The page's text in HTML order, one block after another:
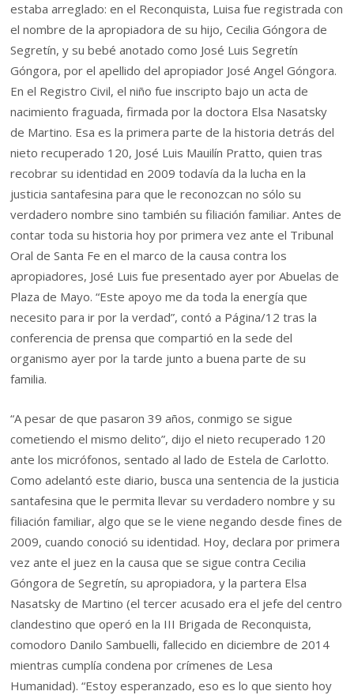
estaba arreglado: en el Reconquista, Luisa fue registrada con
el nombre de la apropiadora de su hijo, Cecilia Góngora de
Segretín, y su bebé anotado como José Luis Segretín
Góngora, por el apellido del apropiador José Angel Góngora.
En el Registro Civil, el niño fue inscripto bajo un acta de
nacimiento fraguada, firmada por la doctora Elsa Nasatsky
de Martino. Esa es la primera parte de la historia detrás del
nieto recuperado 120, José Luis Mauilín Pratto, quien tras
recobrar su identidad en 2009 todavía da la lucha en la
justicia santafesina para que le reconozcan no sólo su
verdadero nombre sino también su filiación familiar. Antes de
contar toda su historia hoy por primera vez ante el Tribunal
Oral de Santa Fe en el marco de la causa contra los
apropiadores, José Luis fue presentado ayer por Abuelas de
Plaza de Mayo. “Este apoyo me da toda la energía que
necesito para ir por la verdad”, contó a Página/12 tras la
conferencia de prensa que compartió en la sede del
organismo ayer por la tarde junto a buena parte de su
familia.
“A pesar de que pasaron 39 años, conmigo se sigue
cometiendo el mismo delito”, dijo el nieto recuperado 120
ante los micrófonos, sentado al lado de Estela de Carlotto.
Como adelantó este diario, busca una sentencia de la justicia
santafesina que le permita llevar su verdadero nombre y su
filiación familiar, algo que se le viene negando desde fines de
2009, cuando conoció su identidad. Hoy, declara por primera
vez ante el juez en la causa que se sigue contra Cecilia
Góngora de Segretín, su apropiadora, y la partera Elsa
Nasatsky de Martino (el tercer acusado era el jefe del centro
clandestino que operó en la III Brigada de Reconquista,
comodoro Danilo Sambuelli, fallecido en diciembre de 2014
mientras cumplía condena por crímenes de Lesa
Humanidad). “Estoy esperanzado, eso es lo que siento hoy